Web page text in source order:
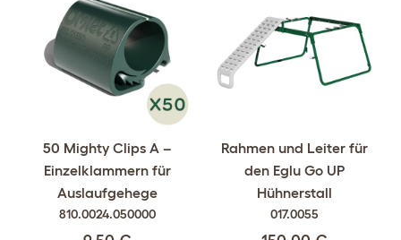
50 Mighty Clips A –
Einzelklammern für
Auslaufgehege
810.0024.050000
Rahmen und Leiter für
den Eglu Go UP
Hühnerstall
017.0055